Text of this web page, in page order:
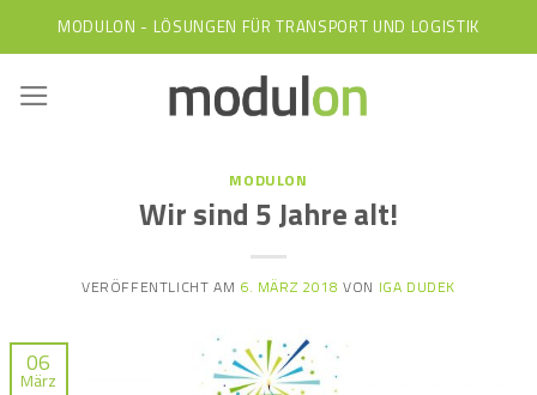
to
content
MODULON - LÖSUNGEN FÜR TRANSPORT UND LOGISTIK
MODULON
Wir sind 5 Jahre alt!
VERÖFFENTLICHT AM 6. MÄRZ 2018 VON IGA DUDEK
06
März